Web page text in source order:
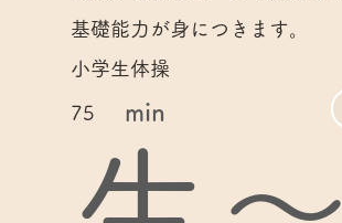
基礎能力が身につきます。
小学生体操
75 min